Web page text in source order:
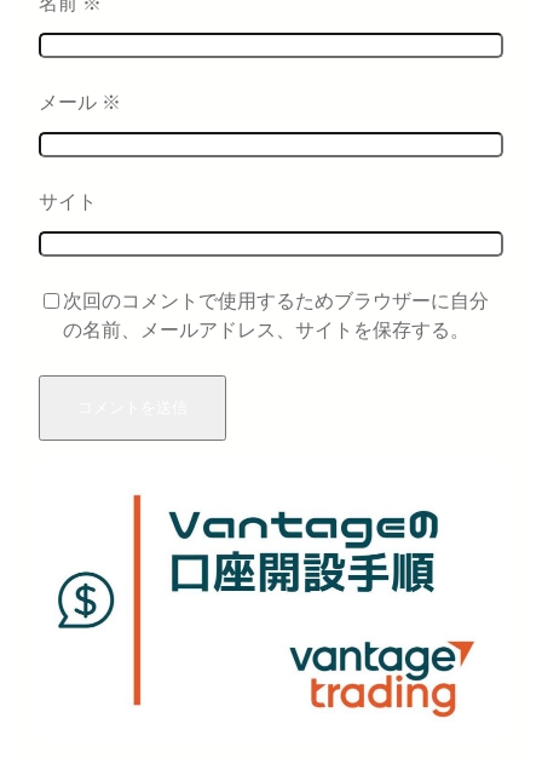
メール ※
サイト
次回のコメントで使用するためブラウザーに自分
の名前、メールアドレス、サイトを保存する。